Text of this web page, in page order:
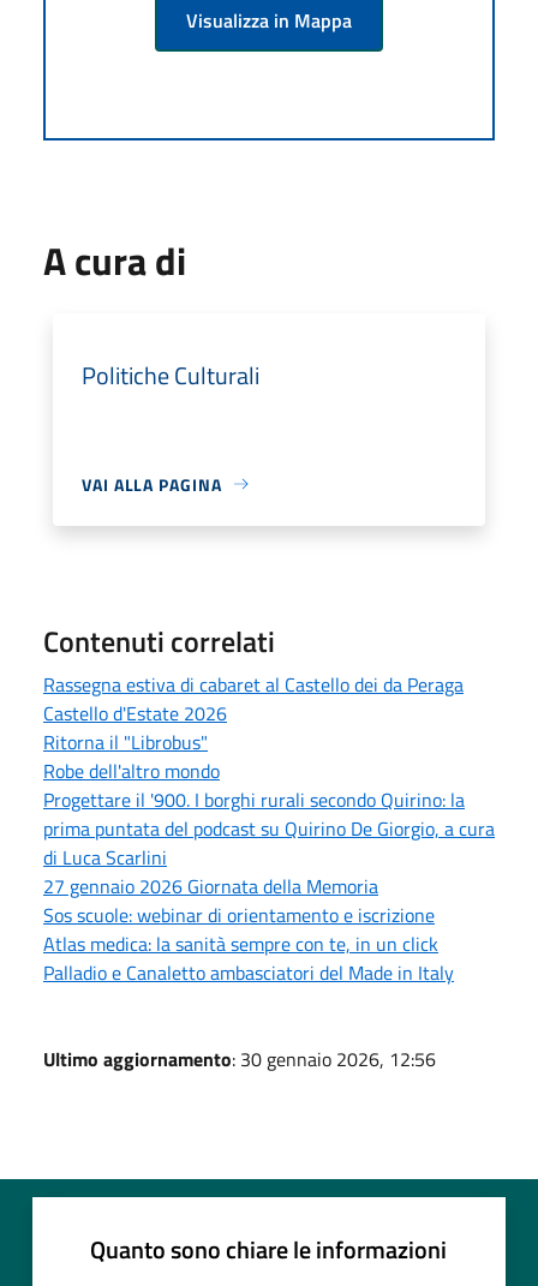
Visualizza in Mappa
A cura di
Politiche Culturali
VAI ALLA PAGINA
Contenuti correlati
Rassegna estiva di cabaret al Castello dei da Peraga
Castello d'Estate 2026
Ritorna il "Librobus"
Robe dell'altro mondo
Progettare il '900. I borghi rurali secondo Quirino: la
prima puntata del podcast su Quirino De Giorgio, a cura
di Luca Scarlini
27 gennaio 2026 Giornata della Memoria
Sos scuole: webinar di orientamento e iscrizione
Atlas medica: la sanità sempre con te, in un click
Palladio e Canaletto ambasciatori del Made in Italy
Ultimo aggiornamento: 30 gennaio 2026, 12:56
Quanto sono chiare le informazioni